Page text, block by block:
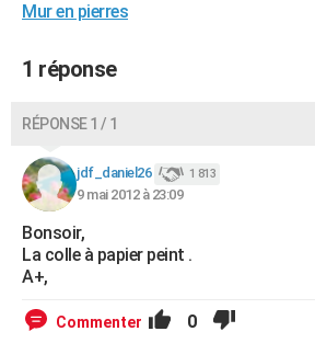
GUIDES D'ACHAT
BONS PLANS
Dictionnaire
Biographies
Citations
Expressions
Proverbes
PROGRAMME TV
COPAINS D'AVANT
S'inscrire
Se connecter
Lycées
Collèges
Primaires
Universités
Entreprises
Service militaire
Avis de recherche
AVIS DE DÉCÈS
FORUM
Mur en pierres
1 réponse
RÉPONSE 1 / 1
jdf_daniel26 1 813
9 mai 2012 à 23:09
Bonsoir,
La colle à papier peint .
A+,
Commenter 0